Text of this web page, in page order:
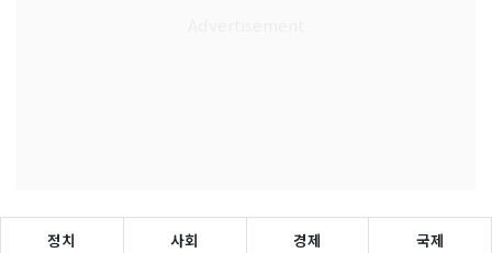
정치 사회 경제 국제